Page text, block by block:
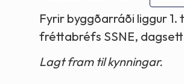
Fyrir byggðarráði liggur 1.
fréttabréfs SSNE,
Lagt fram til kynningar.